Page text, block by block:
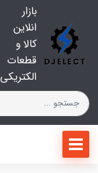
بازار
انلاین
کالا و
قطعات
الکتریکی